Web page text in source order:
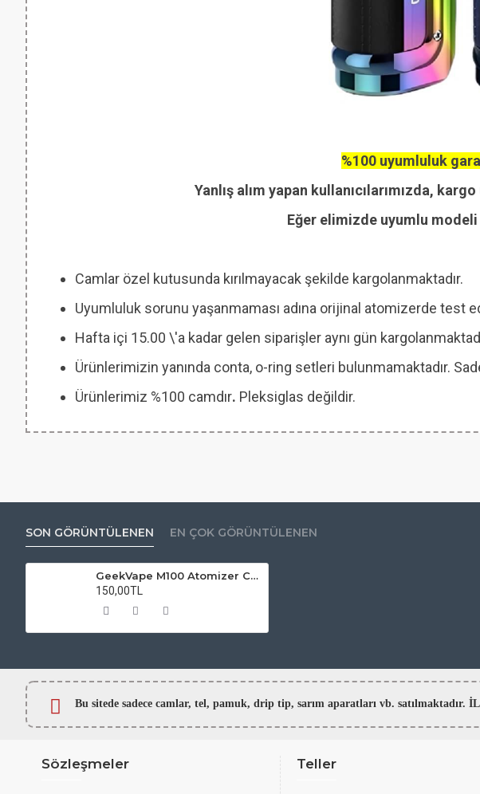
%100 uyumluluk
Yanlış alım yapan kullanıcılarımızda,
Eğer elimizde uyumlu
Camlar özel kutusunda kırılmayacak şekilde kargolanmaktadır.
Uyumluluk sorunu yaşanmaması adına orijinal atomizerde test
Hafta içi 15.00 \'a kadar gelen siparişler aynı gün
Ürünlerimizin yanında conta, o-ring setleri bulunmamaktadır.
Ürünlerimiz %100 camdır. Pleksiglas değildir.
SON GÖRÜNTÜLENEN EN ÇOK GÖRÜNTÜLENEN
GeekVape M100 Atomizer Camı
150,00TL
Bu sitede sadece camlar, tel, pamuk, drip tip, sarım aparatları vb.
Sözleşmeler Teller